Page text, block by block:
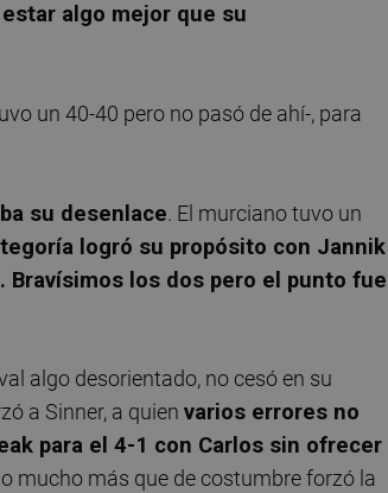
algo mejor que su
un 40-40 pero no pasó de ahí-, para
su desenlace. El murciano tuvo un
logró su propósito con Jannik
Bravísimos los dos pero el punto fue
algo desorientado, no cesó en su
a Sinner, a quien varios errores no
para el 4-1 con Carlos sin ofrecer
mucho más que de costumbre forzó la